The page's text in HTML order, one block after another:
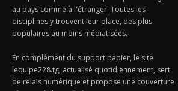
au pays comme à l'étranger. Toutes les
disciplines y trouvent leur place, des plus
populaires au moins médiatisées.
En complément du support papier, le site
lequipe228.tg, actualisé quotidiennement, sert
de relais numérique et propose une couverture